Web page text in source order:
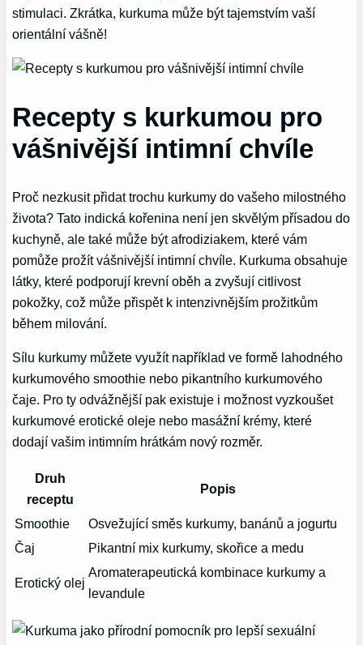
stimulaci. Zkrátka, kurkuma může být tajemstvím vaší
orientální vášně!
Recepty s kurkumou pro
vášnivější intimní chvíle
Proč nezkusit přidat trochu kurkumy do vašeho milostného
života? Tato indická kořenina není jen skvělým přísadou do
kuchyně, ale také může být afrodiziakem, které vám
pomůže prožít vášnivější intimní chvíle. Kurkuma obsahuje
látky, které podporují krevní oběh a zvyšují citlivost
pokožky, což může přispět k intenzivnějším prožitkům
během milování.
Sílu kurkumy můžete využít například ve formě lahodného
kurkumového smoothie nebo pikantního kurkumového
čaje. Pro ty odvážnější pak existuje i možnost vyzkoušet
kurkumové erotické oleje nebo masážní krémy, které
dodají vašim intimním hrátkám nový rozměr.
Druh
receptu
Popis
Smoothie
Osvežující směs kurkumy, banánů a jogurtu
Čaj
Pikantní mix kurkumy, skořice a medu
Erotický olej
Aromaterapeutická kombinace kurkumy a
levandule